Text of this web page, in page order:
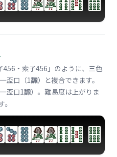
・索子456」のように、三色
盃口（1飜）と複合できます。
盃口1飜）。難易度は上がりま